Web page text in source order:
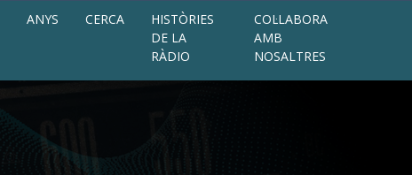
ANYS CERCA
HISTÒRIES
DE LA
RÀDIO
COL·LABORA
AMB
NOSALTRES